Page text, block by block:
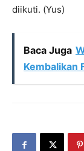
diikuti. (Yus)
Baca Juga
Kembalikan